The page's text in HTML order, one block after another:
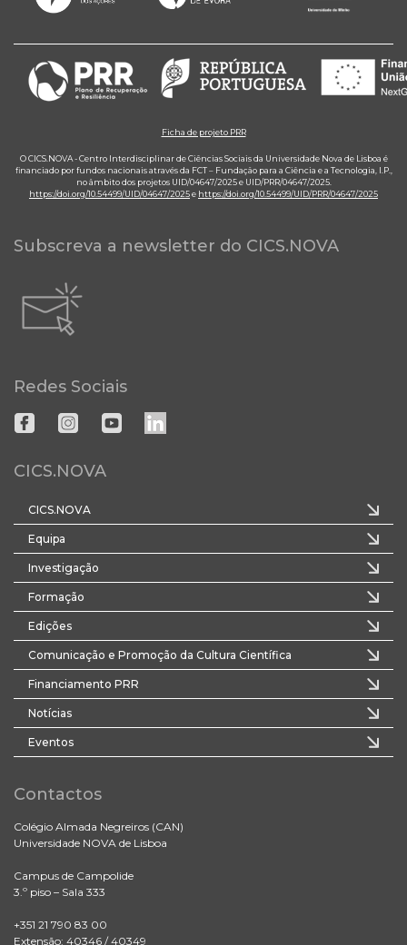
Ficha de projeto PRR
O CICS.NOVA - Centro Interdisciplinar de Ciências Sociais da Universidade Nova de Lisboa é
financiado por fundos nacionais através da FCT – Fundação para a Ciência e a Tecnologia, I.P.,
no âmbito dos projetos UID/04647/2025 e UID/PRR/04647/2025.
https://doi.org/10.54499/UID/04647/2025e https://doi.org/10.54499/UID/PRR/04647/2025
Subscreva a newsletter do CICS.NOVA
Redes Sociais
CICS.NOVA
CICS.NOVA
Equipa
Investigação
Formação
Edições
Comunicação e Promoção da Cultura Científica
Financiamento PRR
Notícias
Eventos
Contactos
Colégio Almada Negreiros (CAN)
Universidade NOVA de Lisboa
Campus de Campolide
3.º piso – Sala 333
+351 21 790 83 00
Extensão: 40346 / 40349